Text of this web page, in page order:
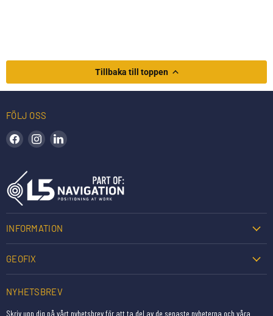
Tillbaka till toppen
FÖLJ OSS
Hitta oss på Facebook
Hitta oss på Instagram
INFORMATION
GEOFIX
NYHETSBREV
Skriv upp dig på vårt nyhetsbrev för att ta del av de senaste nyheterna och våra